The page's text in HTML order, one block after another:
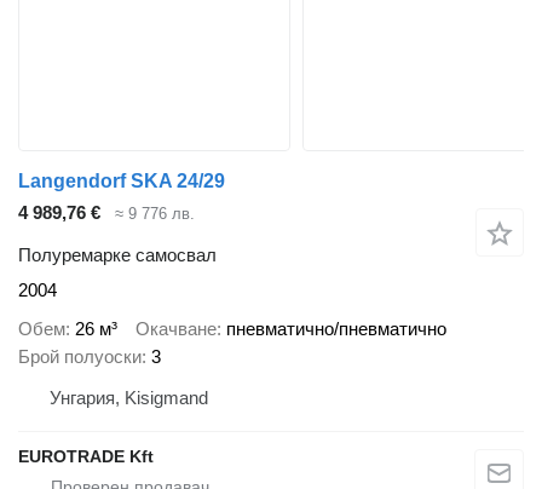
Langendorf SKA 24/29
4 989,76 €
≈ 9 776 лв.
Полуремарке самосвал
2004
Обем 26 м³ Окачване пневматично/пневматично
Брой полуоски 3
Унгария, Kisigmand
EUROTRADE Kft